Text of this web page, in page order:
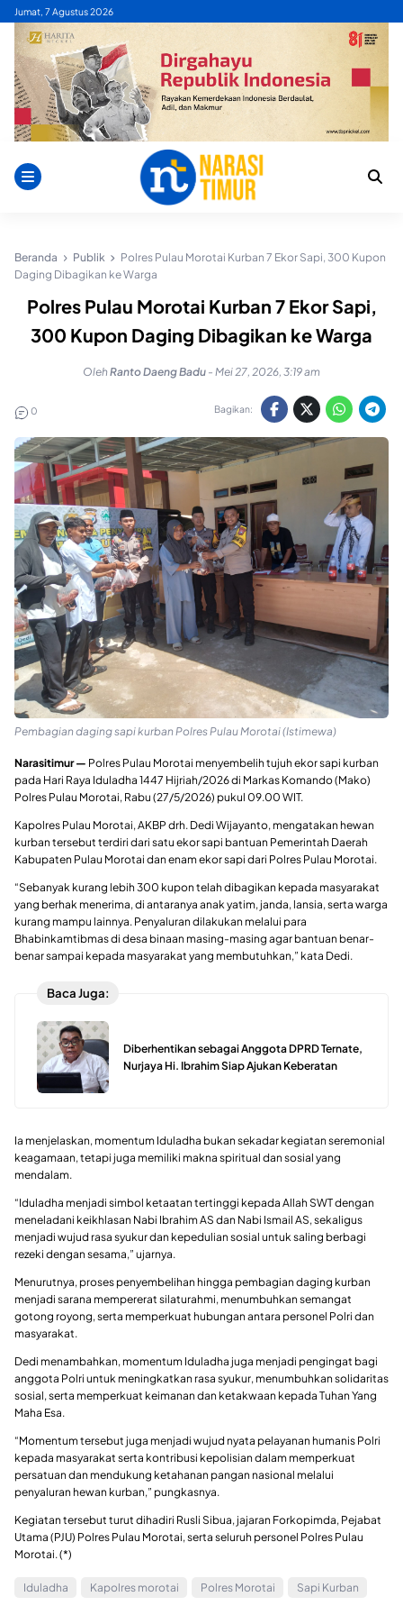
Skip
content
Jumat, 7 Agustus 2026
Beranda Publik
Polres Pulau Morotai Kurban 7 Ekor Sapi, 300 Kupon
Daging Dibagikan ke Warga
Polres Pulau Morotai Kurban 7 Ekor Sapi,
300 Kupon Daging Dibagikan ke Warga
OlehRanto Daeng Badu - Mei 27, 2026, 3:19 am
0 Bagikan:
Pembagian daging sapi kurban Polres Pulau Morotai (Istimewa)
Narasitimur — Polres Pulau Morotai menyembelih tujuh ekor sapi kurban
pada Hari Raya Iduladha 1447 Hijriah/2026 di Markas Komando (Mako)
Polres Pulau Morotai, Rabu (27/5/2026) pukul 09.00 WIT.
Kapolres Pulau Morotai, AKBP drh. Dedi Wijayanto, mengatakan hewan
kurban tersebut terdiri dari satu ekor sapi bantuan Pemerintah Daerah
Kabupaten Pulau Morotai dan enam ekor sapi dari Polres Pulau Morotai.
“Sebanyak kurang lebih 300 kupon telah dibagikan kepada masyarakat
yang berhak menerima, di antaranya anak yatim, janda, lansia, serta warga
kurang mampu lainnya. Penyaluran dilakukan melalui para
Bhabinkamtibmas di desa binaan masing-masing agar bantuan benar-
benar sampai kepada masyarakat yang membutuhkan,” kata Dedi.
Baca Juga:
Diberhentikan sebagai Anggota DPRD Ternate,
Nurjaya Hi. Ibrahim Siap Ajukan Keberatan
Ia menjelaskan, momentum Iduladha bukan sekadar kegiatan seremonial
keagamaan, tetapi juga memiliki makna spiritual dan sosial yang
mendalam.
“Iduladha menjadi simbol ketaatan tertinggi kepada Allah SWT dengan
meneladani keikhlasan Nabi Ibrahim AS dan Nabi Ismail AS, sekaligus
menjadi wujud rasa syukur dan kepedulian sosial untuk saling berbagi
rezeki dengan sesama,” ujarnya.
Menurutnya, proses penyembelihan hingga pembagian daging kurban
menjadi sarana mempererat silaturahmi, menumbuhkan semangat
gotong royong, serta memperkuat hubungan antara personel Polri dan
masyarakat.
Dedi menambahkan, momentum Iduladha juga menjadi pengingat bagi
anggota Polri untuk meningkatkan rasa syukur, menumbuhkan solidaritas
sosial, serta memperkuat keimanan dan ketakwaan kepada Tuhan Yang
Maha Esa.
“Momentum tersebut juga menjadi wujud nyata pelayanan humanis Polri
kepada masyarakat serta kontribusi kepolisian dalam memperkuat
persatuan dan mendukung ketahanan pangan nasional melalui
penyaluran hewan kurban,” pungkasnya.
Kegiatan tersebut turut dihadiri Rusli Sibua, jajaran Forkopimda, Pejabat
Utama (PJU) Polres Pulau Morotai, serta seluruh personel Polres Pulau
Morotai. (*)
Iduladha Kapolres morotai Polres Morotai Sapi Kurban